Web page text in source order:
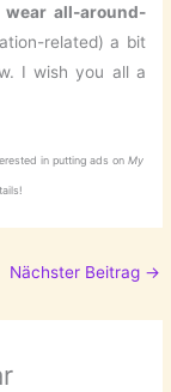
all-around-
related) a bit
I wish you all a
in putting ads on My
Nächster Beitrag →